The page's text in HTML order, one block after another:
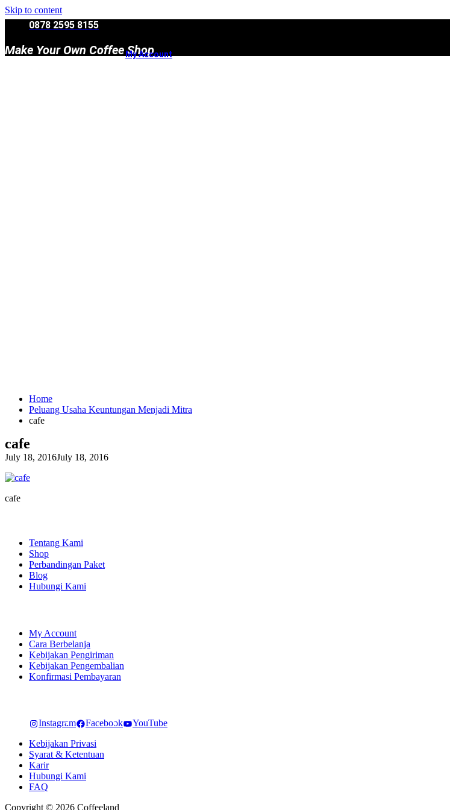
Skip to content
0878 2595 8155
Make Your Own Coffee Shop
My Account
Home
Peluang Usaha Keuntungan Menjadi Mitra
cafe
cafe
July 18, 2016July 18, 2016
cafe
Tentang Kami
Shop
Perbandingan Paket
Blog
Hubungi Kami
My Account
Cara Berbelanja
Kebijakan Pengiriman
Kebijakan Pengembalian
Konfirmasi Pembayaran
Instagram Facebook
YouTube
Kebijakan Privasi
Syarat & Ketentuan
Karir
Hubungi Kami
FAQ
Copyright © 2026 Coffeeland